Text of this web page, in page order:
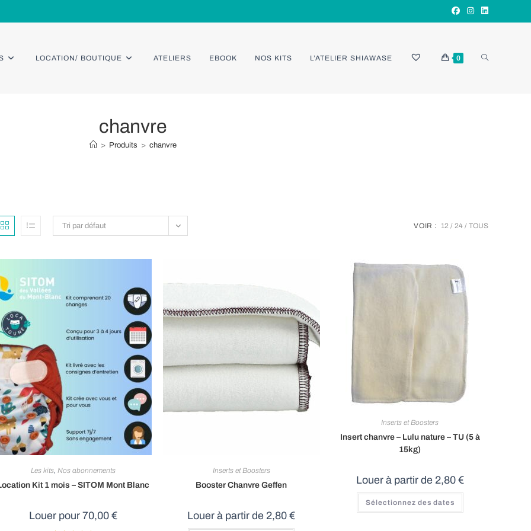
LOCATION/ BOUTIQUE ATELIERS EBOOK NOS KITS L’ATELIER SHIAWASE 0 TOGGLE
chanvre
> Produits > chanvre
Tri par défaut VOIR : 12 24 TOUS
Les kits, Nos abonnements
Kit 1 mois – SITOM Mont Blanc
Louer pour 70,00 €
Inserts et Boosters
Booster Chanvre Geffen
Louer à partir de 2,80€
Inserts et Boosters
Insert chanvre – Lulu nature – TU (5 à
15kg)
Louer à partir de 2,80 €
Sélectionnez des dates